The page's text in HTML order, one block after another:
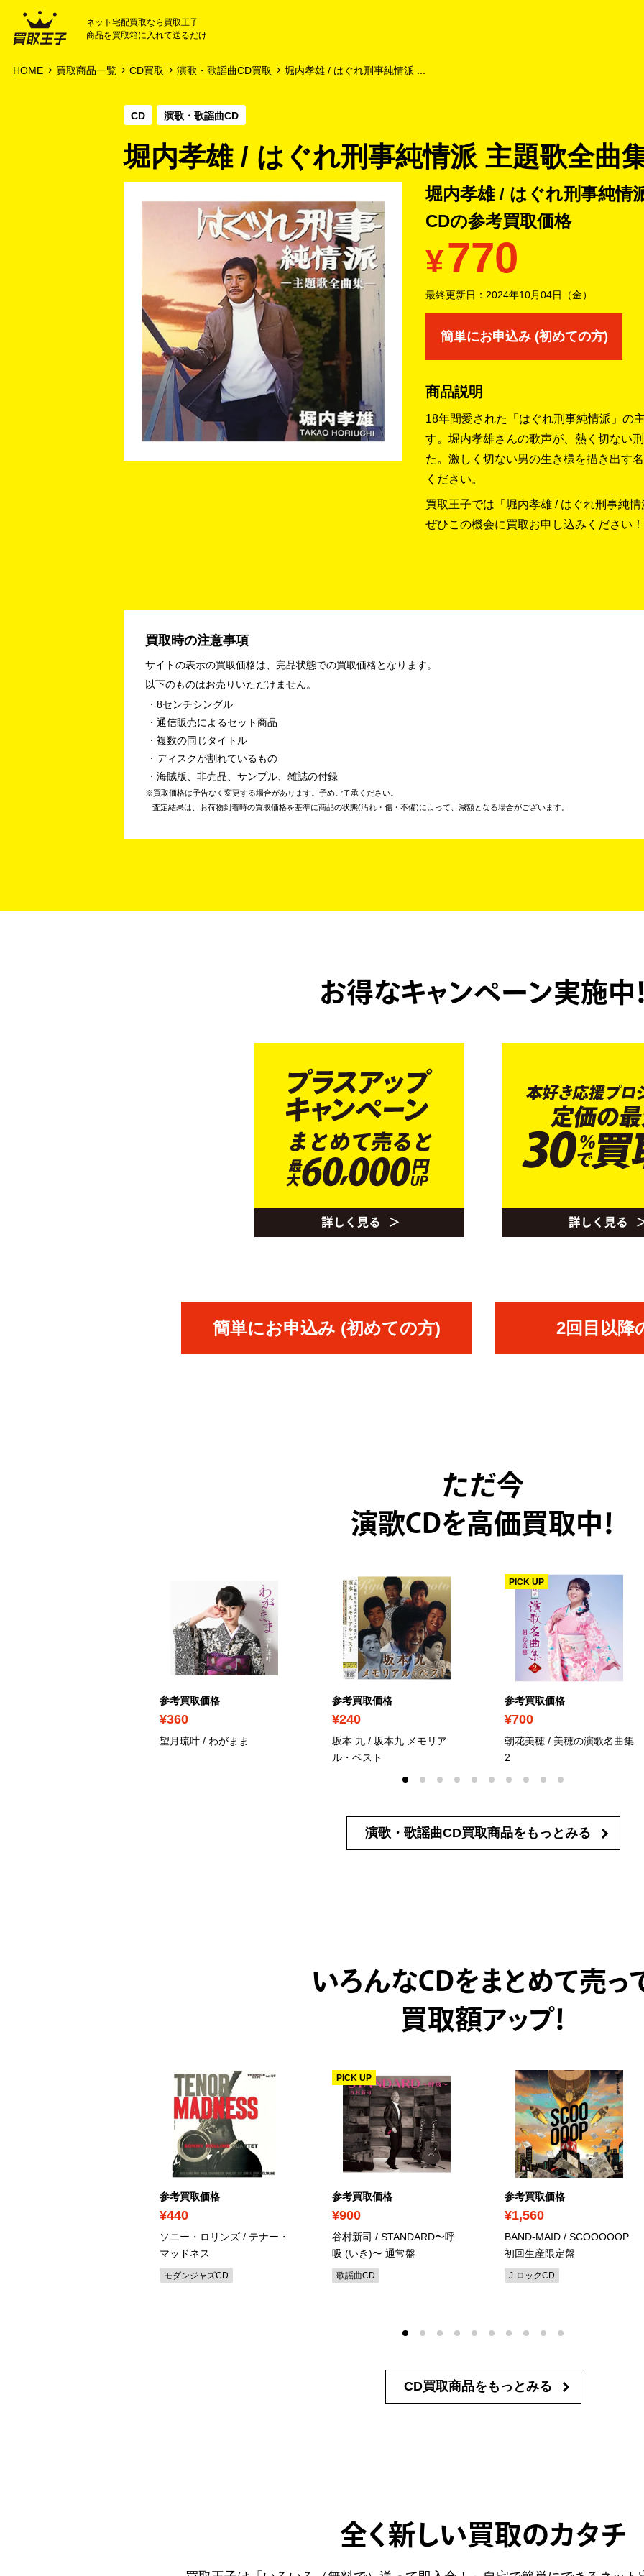
HOME
ネット宅配買取なら買取王子
商品を買取箱に入れて送るだけ
HOME 買取商品一覧 CD買取 演歌・歌謡曲CD買取 堀内孝雄 / はぐれ刑事純情派 ...
CD 演歌・歌謡曲CD
堀内孝雄 / はぐれ刑事純情派 主題歌全曲
堀内孝雄 / はぐれ刑事純情
CDの参考買取価格
¥770
最終更新日： 2024年10月04日（金）
簡単にお申込み (初めての方)
商品説明
18年間愛された「はぐれ刑事純情派」の
す。堀内孝雄さんの歌声が、熱く切ない
た。激しく切ない男の生き様を描き出す
ください。
買取王子では「堀内孝雄 / はぐれ刑事純
ぜひこの機会に買取お申し込みください！
買取時の注意事項
サイトの表示の買取価格は、完品状態での買取価格となります。
以下のものはお売りいただけません。
8センチシングル
通信販売によるセット商品
複数の同じタイトル
ディスクが割れているもの
海賊版、非売品、サンプル、雑誌の付録
買取価格は予告なく変更する場合があります。予めご了承ください。
査定結果は、お荷物到着時の買取価格を基準に商品の状態(汚れ・傷・不備)によって、減額となる場合がございます。
お得なキャンペーン実施中
簡単にお申込み (初めての方) 2回目以降
ただ今
演歌CDを高価買取中！
参考買取価格
¥360
望月琉叶 / わがまま
参考買取価格
¥240
坂本 九 / 坂本九 メモリア
ル・ベスト
参考買取価格
¥700
PICK UP
朝花美穂 / 美穂の演歌名曲集
2
演歌・歌謡曲CD買取商品を もっとみる
いろんなCDをまとめて売っ
買取額アップ！
参考買取価格
¥440
ソニー・ロリンズ / テナー・
マッドネス
モダンジャズCD
参考買取価格
¥900
PICK UP
谷村新司 / STANDARD〜呼
吸 (いき)〜 通常盤
歌謡曲CD
参考買取価格
¥1,560
BAND-MAID / SCOOOOOP
初回生産限定盤
J-ロックCD
CD買取商品を もっとみる
全く新しい買取のカタチ